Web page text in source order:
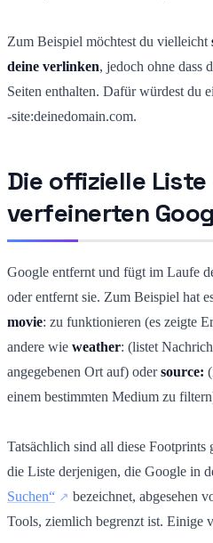
Zum Beispiel möchtest du vielleicht
deine verlinken, jedoch ohne dass
Seiten enthalten. Dafür würdest du
-site:deinedomain.com.
Die offizielle Liste
verfeinerten
Google entfernt und fügt im Laufe
oder entfernt sie. Zum Beispiel hat
movie: zu funktionieren (es zeigte
andere wie weather: (listet
angegebenen Ort auf) odersource:
einem bestimmten Medium zu
Tatsächlich sind all diese
die Liste derjenigen, die Google in
Suchen“
bezeichnet, abgesehen
Tools, ziemlich begrenzt ist. Einige